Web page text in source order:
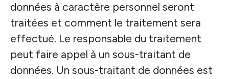
données à caractère personnel seront
traitées et comment le traitement sera
effectué. Le responsable du traitement
peut faire appel à un sous-traitant de
données. Un sous-traitant de données est